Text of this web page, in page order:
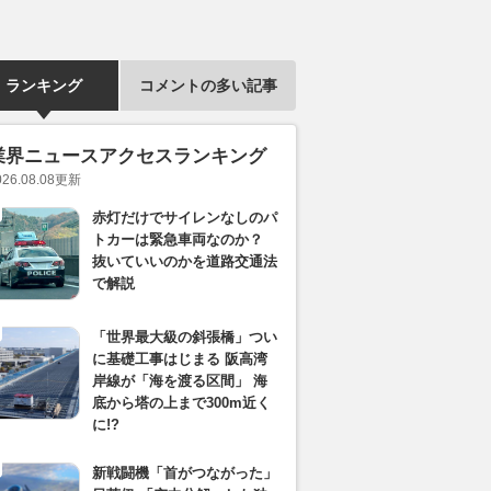
ランキング コメントの多い記事
界ニュースアクセスランキング
更新
赤灯だけでサイレンなしのパ
トカーは緊急車両なのか？
抜いていいのかを道路交通法
で解説
「世界最大級の斜張橋」つい
に基礎工事はじまる 阪高湾
岸線が「海を渡る区間」 海
底から塔の上まで300m近く
に!?
新戦闘機「首がつながった」